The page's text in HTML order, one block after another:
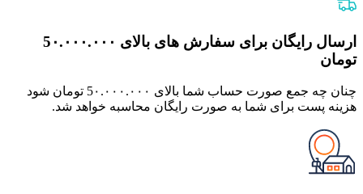
ارسال رایگان برای سفارش های بالای 5٠.٠٠٠.٠٠٠
تومان
چنان چه جمع صورت حساب شما بالای 5٠.٠٠٠.٠٠٠ تومان شود
هزینه پست برای شما به صورت رایگان محاسبه خواهد شد.